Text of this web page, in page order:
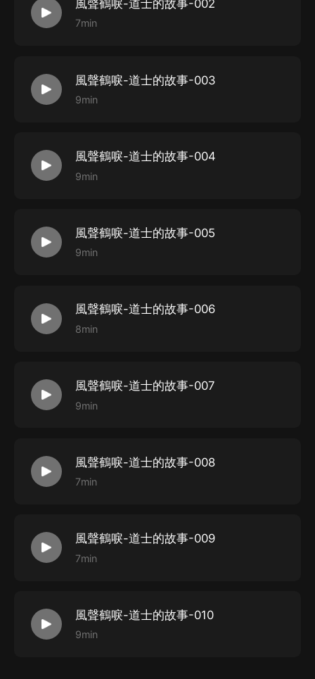
風聲鶴唳-道士的故事-002
7min
風聲鶴唳-道士的故事-003
9min
風聲鶴唳-道士的故事-004
9min
風聲鶴唳-道士的故事-005
9min
風聲鶴唳-道士的故事-006
8min
風聲鶴唳-道士的故事-007
9min
風聲鶴唳-道士的故事-008
7min
風聲鶴唳-道士的故事-009
7min
風聲鶴唳-道士的故事-010
9min